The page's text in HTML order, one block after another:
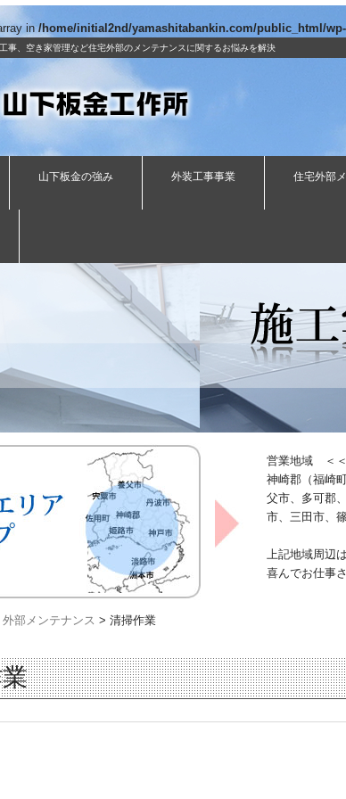
in/home/initial2nd/yamashitabankin.com/public_html/
事、空き家管理など住宅外部のメンテナンスに関するお悩みを解決
山下板金の強み 外装工事事業 住宅外部
営業地域 ＜＜
神崎郡（福崎
父市、多可郡
市、三田市、
上記地域周辺
喜んでお仕事
外部メンテナンス > 清掃作業